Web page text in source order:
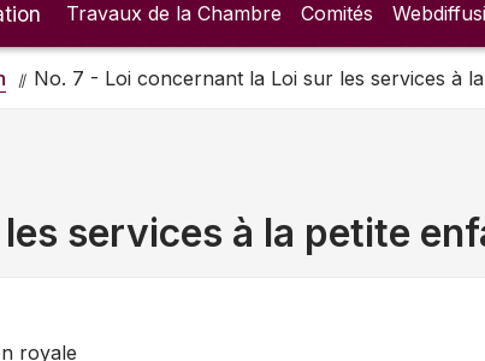
Travaux de la Chambre Comités
No. 7 - Loi concernant la Loi sur les services à
services à la petite
royale